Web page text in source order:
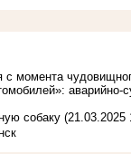
момента
собаку (21.03.2025